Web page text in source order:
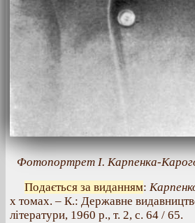
Фотопортрет І. Карпенка-
Подається за виданням:
х томах. – К.: Державне
літератури, 1960 р., т. 2, с. 64 / 65.